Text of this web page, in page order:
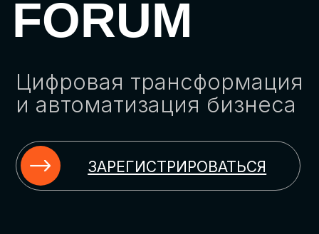
ЗАРЕГИСТРИРОВАТЬСЯ
ИСКУССТВЕННЫЙ ИНТЕЛЛЕКТ
ЦИФРОВИЗАЦИЯ
ИМПОРТОЗАМЕЩЕНИЕ